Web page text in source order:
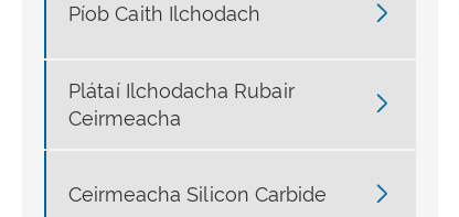
Píob Caith Ilchodach 
Plátaí Ilchodacha Rubair
Ceirmeacha

Ceirmeacha Silicon Carbide 